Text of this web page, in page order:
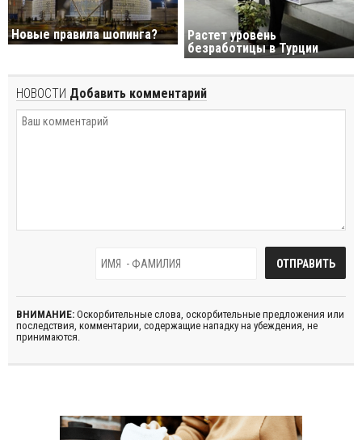
Новые правила шопинга?
Растет уровень
безработицы в Турции
НОВОСТИ Добавить комментарий
ВНИМАНИЕ: Оскорбительные слова, оскорбительные предложения или
последствия, комментарии, содержащие нападку на убеждения, не
принимаются.